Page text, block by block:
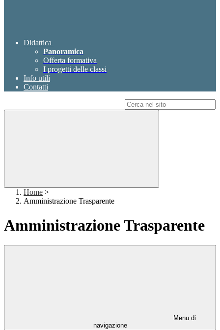
Didattica
Panoramica
Offerta formativa
I progetti delle classi
Info utili
Contatti
Home >
Amministrazione Trasparente
Amministrazione Trasparente
Menu di
navigazione